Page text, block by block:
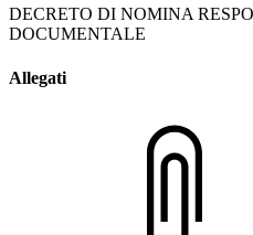
DECRETO DI NOMINA
DOCUMENTALE
Allegati